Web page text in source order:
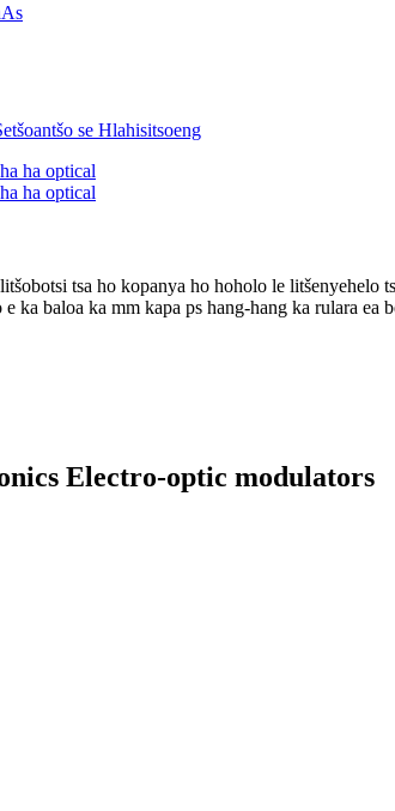
tsa ho kopanya ho hoholo le litšenyehelo
ka baloa ka mm kapa ps hang-hang ka rulara ea
Electro-optic modulators